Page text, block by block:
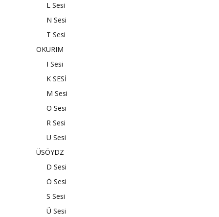
L Sesi
N Sesi
T Sesi
OKURIM
I Sesi
K SESİ
M Sesi
O Sesi
R Sesi
U Sesi
ÜSÖYDZ
D Sesi
Ö Sesi
S Sesi
Ü Sesi